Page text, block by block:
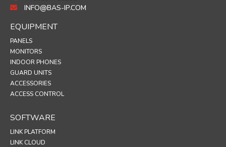
INFO@BAS-IP.COM
EQUIPMENT
PANELS
MONITORS
INDOOR PHONES
GUARD UNITS
ACCESSORIES
ACCESS CONTROL
SOFTWARE
LINK PLATFORM
LINK CLOUD